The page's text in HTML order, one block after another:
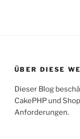
ÜBER DIESE
Dieser Blog
CakePHP und
Anforderungen.